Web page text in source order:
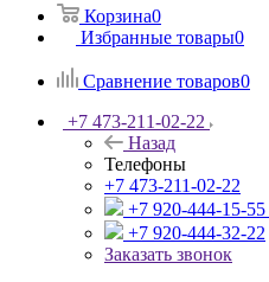
Корзина0
Избранные товары0
Сравнение товаров0
+7 473-211-02-22
Назад
Телефоны
+7 473-211-02-22
+7 920-444-15-55
+7 920-444-32-22
Заказать звонок